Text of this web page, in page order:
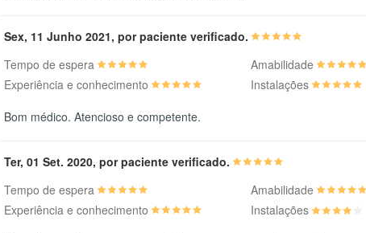
Sex, 11 Junho 2021, por paciente verificado.
Tempo de espera
Amabilidade
Experiência e conhecimento
Instalações
Bom médico. Atencioso e competente.
Ter, 01 Set. 2020, por paciente verificado.
Tempo de espera
Amabilidade
Experiência e conhecimento
Instalações